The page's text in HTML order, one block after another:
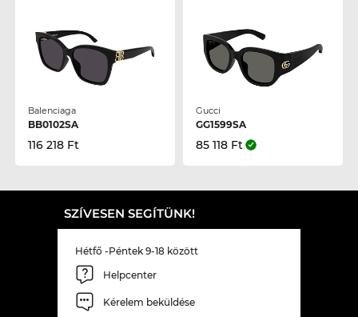
Balenciaga
BB0102SA
116 218 Ft
Gucci
GG1599SA
85 118 Ft
SZÍVESEN SEGÍTÜNK!
Hétfő -Péntek 9-18 között
Helpcenter
Kérelem beküldése